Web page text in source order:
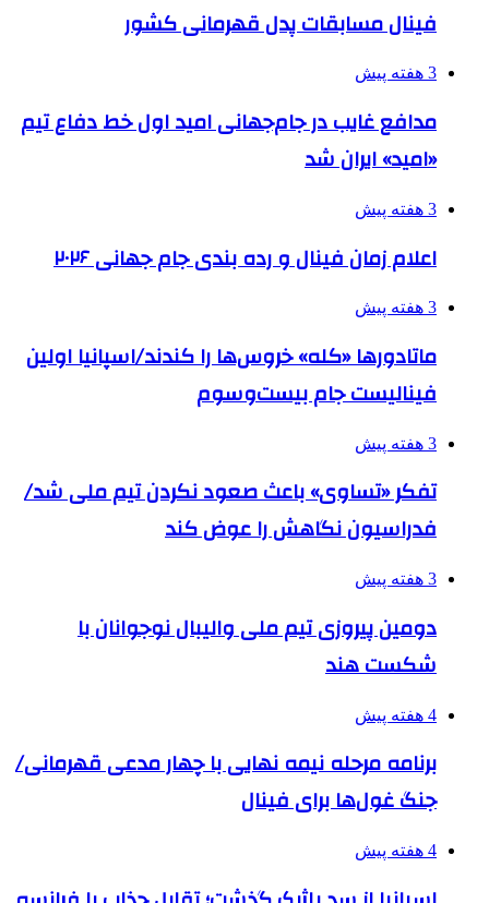
فینال مسابقات پدل قهرمانی کشور
3 هفته پیش
مدافع غایب در جام‌جهانی امید اول خط دفاع تیم
«امید» ایران شد
3 هفته پیش
اعلام زمان فینال و رده بندی جام جهانی ۲۰۲۶
3 هفته پیش
ماتادورها «کله» خروس‌ها را کندند/اسپانیا اولین
فینالیست جام بیست‌وسوم
3 هفته پیش
تفکر «تساوی» باعث صعود نکردن تیم ملی شد/
فدراسیون نگاهش را عوض کند
3 هفته پیش
دومین پیروزی تیم ملی والیبال نوجوانان با
شکست هند
4 هفته پیش
برنامه مرحله نیمه نهایی با چهار مدعی قهرمانی/
جنگ غول‌ها برای فینال
4 هفته پیش